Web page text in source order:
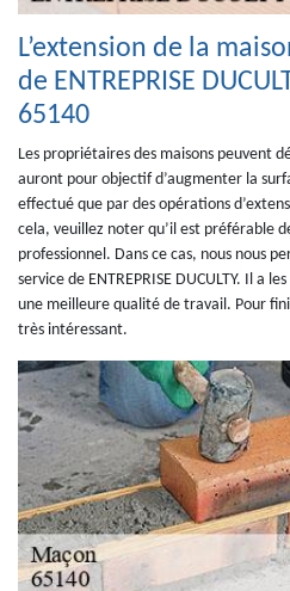
L’extension de la
de ENTREPRISE
65140
Les propriétaires des maisons peuvent
auront pour objectif d’augmenter la
effectué que par des opérations
cela, veuillez noter qu’il est préférable
professionnel. Dans ce cas, nous nous
service de ENTREPRISE DUCULTY. Il a
une meilleure qualité de travail. Pour
très intéressant.